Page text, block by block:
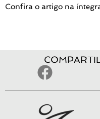
Confira o artigo na